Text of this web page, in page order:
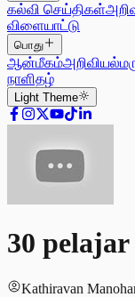
கல்வி செய்திகள்
விளையாட்டு
பொது
ஆன்மீகம்அறிவியல்
நாளிதழ்
Light Theme
30
Kathiravan